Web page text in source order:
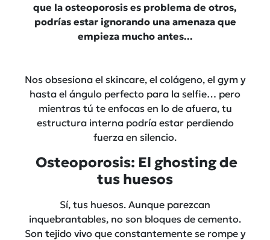
que la osteoporosis es problema de otros,
podrías estar ignorando una amenaza que
empieza mucho antes...
Nos obsesiona el skincare, el colágeno, el gym y
hasta el ángulo perfecto para la selfie… pero
mientras tú te enfocas en lo de afuera, tu
estructura interna podría estar perdiendo
fuerza en silencio.
Osteoporosis: El ghosting de
tus huesos
Sí, tus huesos. Aunque parezcan
inquebrantables, no son bloques de cemento.
Son tejido vivo que constantemente se rompe y